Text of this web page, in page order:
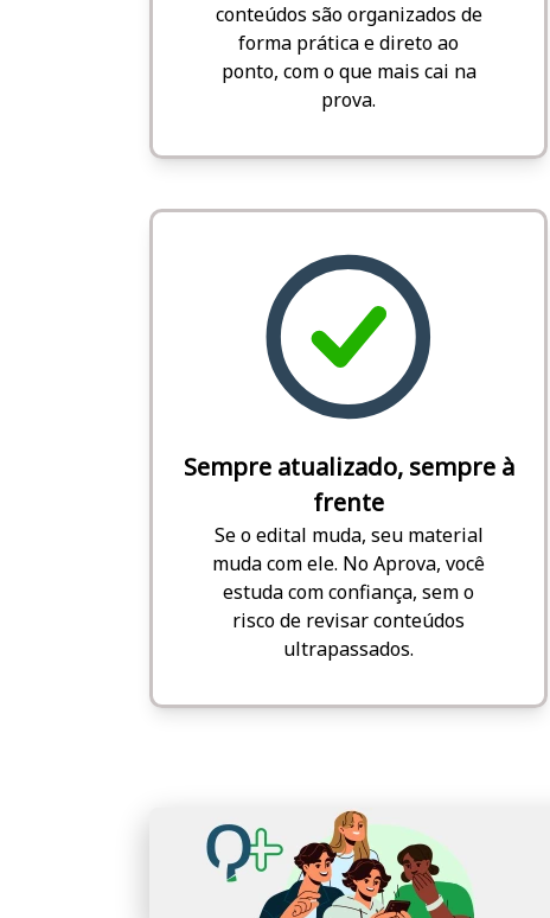
conteúdos são organizados de
forma prática e direto ao
ponto, com o que mais cai na
prova.
Sempre atualizado, sempre à
frente
Se o edital muda, seu material
muda com ele. No Aprova, você
estuda com confiança, sem o
risco de revisar conteúdos
ultrapassados.